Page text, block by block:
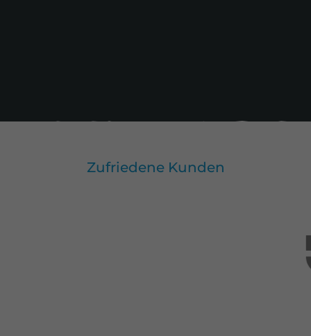
Zufriedene Kunden